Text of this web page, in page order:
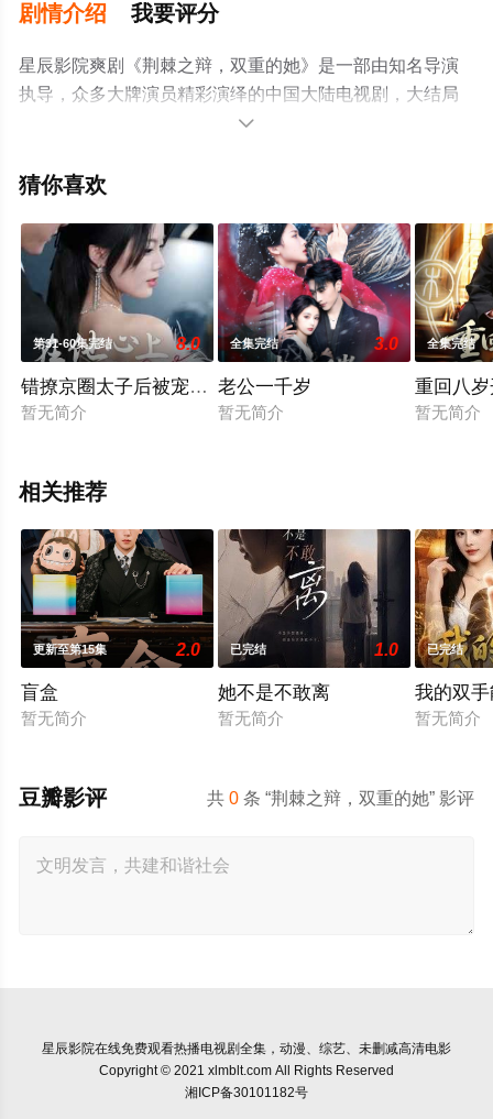
剧情介绍 我要评分
星辰影院爽剧《荆棘之辩，双重的她》是一部由知名导演
执导，众多大牌演员精彩演绎的中国大陆电视剧，大结局
剧情已揭晓（1-1全集），超前点播免费观看高清无删减完
瓣电视剧、电视猫或剧情网等平台了解。

猜你喜欢
第31-60集完结 8.0
错撩京圈太子后被宠上天（在他心上撒个野）
暂无简介
全集完结 3.0
老公一千岁
暂无简介
全集完结
重回八
暂无简介
相关推荐
更新至第15集 2.0
盲盒
暂无简介
已完结 1.0
她不是不敢离
暂无简介
已完结
我的双
暂无简介
共0 条 “荆棘之辩，双重的她” 影评
豆瓣影评
星辰影院在线免费观看热播电视剧全集，动漫、综艺、未删减高清电影
Copyright © 2021 xlmblt.com All Rights Reserved
湘ICP备30101182号